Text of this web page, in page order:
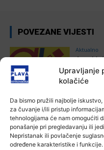
Upravljanje
kolačiće
Da bismo pružili najbolje
za čuvanje i/ili pristup
tehnologijama će nam omogućiti
ponašanje pri pregledavanju ili
Nepristanak ili povlačenje
određene karakteristike i funkcije.
POVEZANE VIJESTI
Aktualno
stotu
7 kolovoza,
Aktualno
Za dva
Divlja
7 kolovoza,